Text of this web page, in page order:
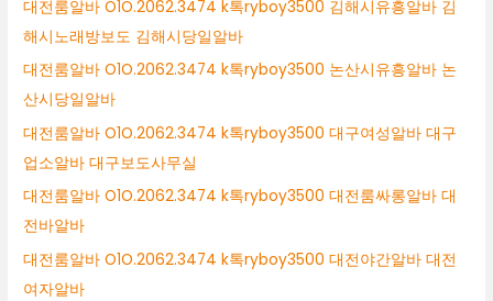
대전룸알바 O1O.2062.3474 k톡ryboy3500 김해시유흥알바 김
해시노래방보도 김해시당일알바
대전룸알바 O1O.2062.3474 k톡ryboy3500 논산시유흥알바 논
산시당일알바
대전룸알바 O1O.2062.3474 k톡ryboy3500 대구여성알바 대구
업소알바 대구보도사무실
대전룸알바 O1O.2062.3474 k톡ryboy3500 대전룸싸롱알바 대
전바알바
대전룸알바 O1O.2062.3474 k톡ryboy3500 대전야간알바 대전
여자알바